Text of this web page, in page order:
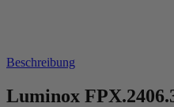
Beschreibung
Luminox